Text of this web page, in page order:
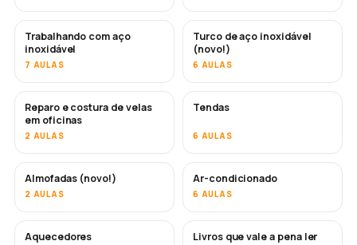
EM BREVE
Trabalhando com aço
inoxidável
7 AULAS
Turco de aço inoxidável
(novo!)
6 AULAS
EM BREVE
Reparo e costura de velas
em oficinas
2 AULAS
Tendas
6 AULAS
Almofadas (novo!)
2 AULAS
EM BREVE
Ar-condicionado
6 AULAS
EM BREVE
Aquecedores EM BREVE
Livros que vale a pena ler